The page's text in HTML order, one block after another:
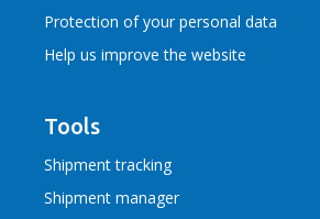
Protection of your personal data
Help us improve the website
Tools
Shipment tracking
Shipment manager